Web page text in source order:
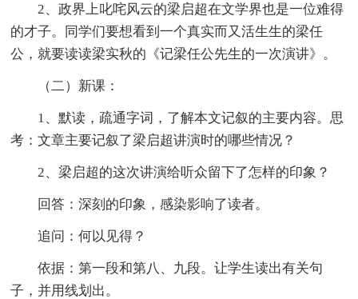
2、政界上叱咤风云的梁启超在文学界也是一位难得
的才子。同学们要想看到一个真实而又活生生的梁任
公，就要读读梁实秋的《记梁任公先生的一次演讲》。
（二）新课：
1、默读，疏通字词，了解本文记叙的主要内容。思
考：文章主要记叙了梁启超讲演时的哪些情况？
2、梁启超的这次讲演给听众留下了怎样的印象？
回答：深刻的印象，感染影响了读者。
追问：何以见得？
依据：第一段和第八、九段。让学生读出有关句
子，并用线划出。